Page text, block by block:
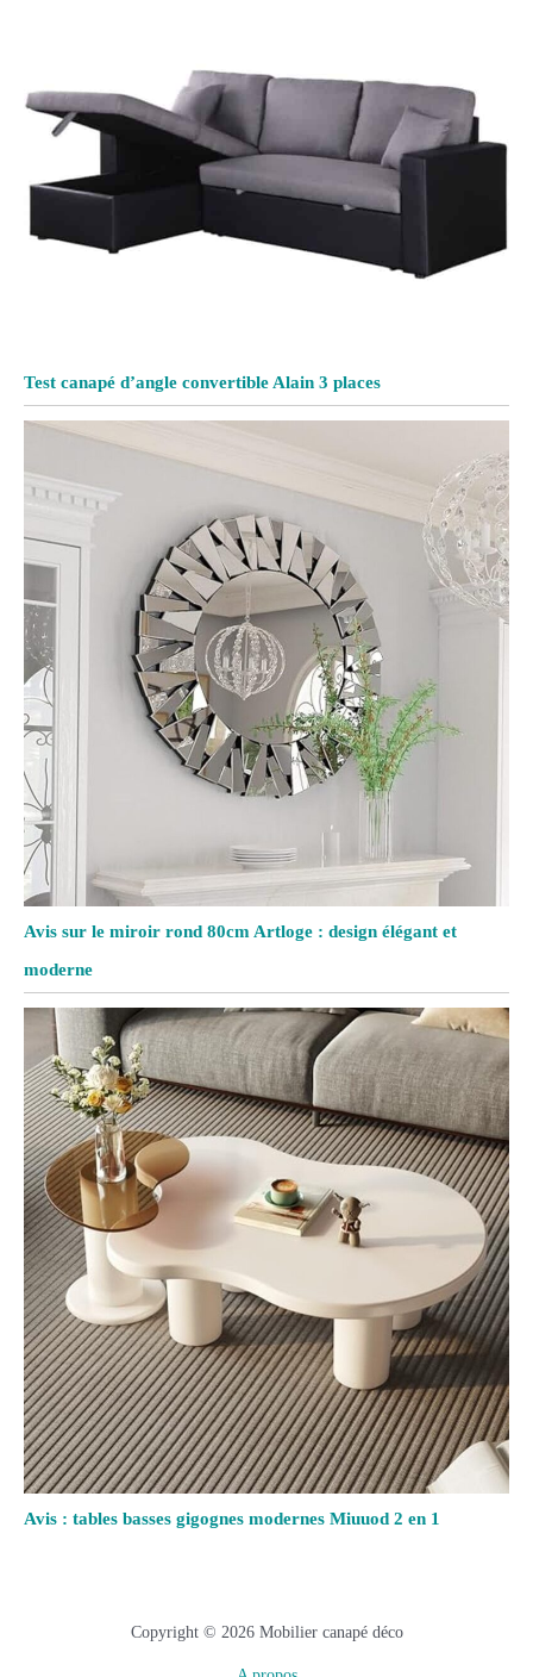
Test canapé d’angle convertible Alain 3 places
Avis sur le miroir rond 80cm Artloge : design élégant et
moderne
Avis : tables basses gigognes modernes Miuuod 2 en 1
Copyright © 2026 Mobilier canapé déco